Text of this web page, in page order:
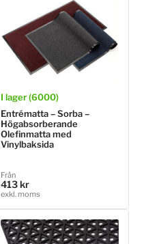
I lager (6000)
Entrématta – Sorba –
Högabsorberande
Olefinmatta med
Vinylbaksida
Ordinarie
pris
Från
413 kr
exkl. moms